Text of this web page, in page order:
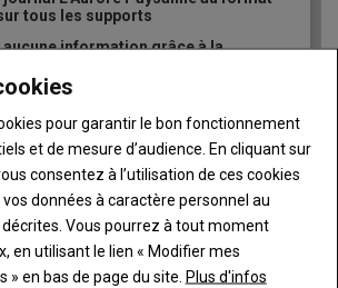
tous les supports
aucune information grâce à la
Vous êtes abonné(e)
IDENTIFIEZ-VOUS
pour garantir le bon fonctionnement
et de mesure d’audience. En cliquant sur
consentez à l’utilisation de ces cookies
données à caractère personnel au
Vous pourrez à tout moment
en utilisant le lien « Modifier mes
en bas de page du site. Plus d'infos